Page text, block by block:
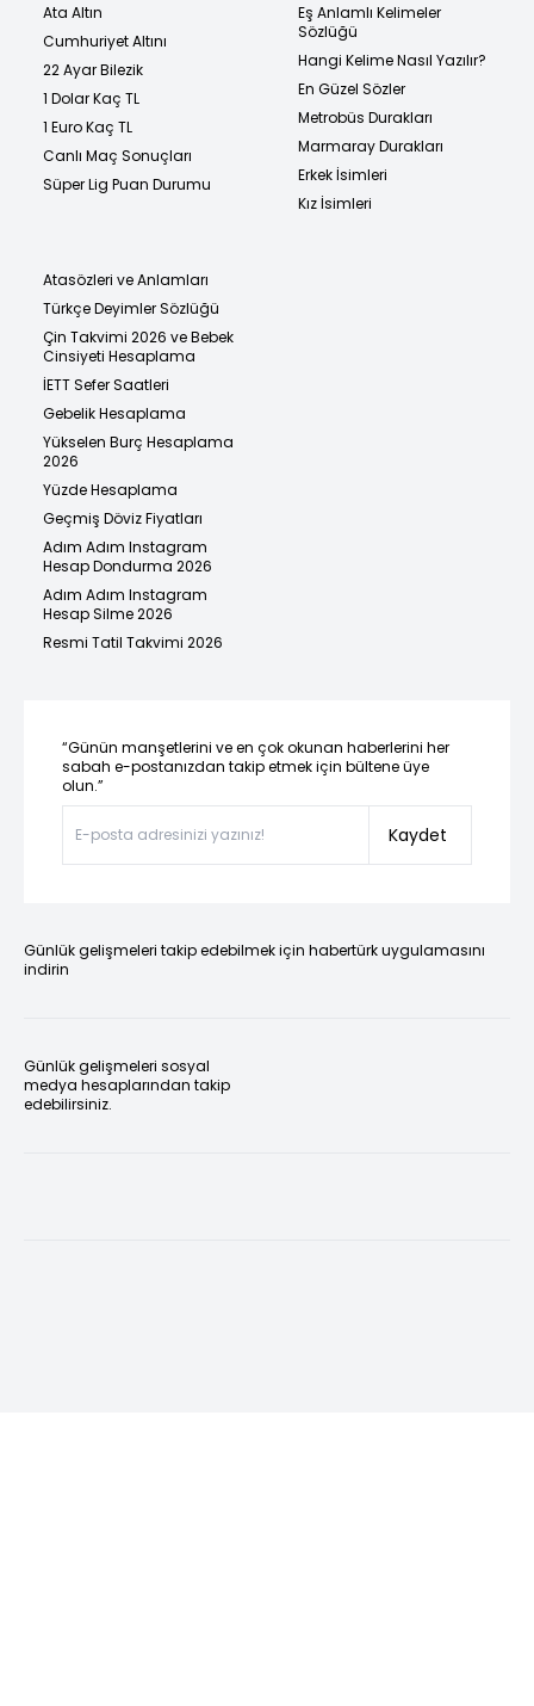
Ata Altın
Cumhuriyet Altını
22 Ayar Bilezik
1 Dolar Kaç TL
1 Euro Kaç TL
Canlı Maç Sonuçları
Süper Lig Puan Durumu
Eş Anlamlı Kelimeler
Sözlüğü
Hangi Kelime Nasıl Yazılır?
En Güzel Sözler
Metrobüs Durakları
Marmaray Durakları
Erkek İsimleri
Kız İsimleri
Atasözleri ve Anlamları
Türkçe Deyimler Sözlüğü
Çin Takvimi 2026 ve Bebek
Cinsiyeti Hesaplama
İETT Sefer Saatleri
Gebelik Hesaplama
Yükselen Burç Hesaplama
2026
Yüzde Hesaplama
Geçmiş Döviz Fiyatları
Adım Adım Instagram
Hesap Dondurma 2026
Adım Adım Instagram
Hesap Silme 2026
Resmi Tatil Takvimi 2026
“Günün manşetlerini ve en çok okunan haberlerini her
sabah e-postanızdan takip etmek için bültene üye
olun.”
Kaydet
Günlük gelişmeleri takip edebilmek için habertürk uygulamasını
indirin
Günlük gelişmeleri sosyal
medya hesaplarından takip
edebilirsiniz.